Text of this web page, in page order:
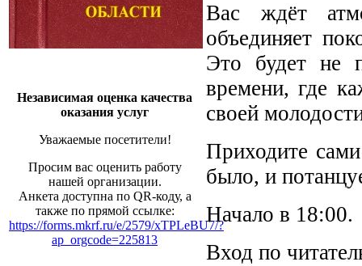
Независимая оценка качества
оказания услуг
Уважаемые посетители!
Просим вас оценить работу
нашей организации.
Анкета доступна по QR-коду, а
также по прямой ссылке:
https://forms.mkrf.ru/e/2579/xTPLeBU7/?
ap_orgcode=225813
Вас ждёт
объединяет
Это будет не
времени, где
своей
Приходите
было, и
Начало в 18:00.
Вход по